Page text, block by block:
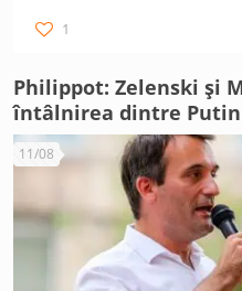
1
Philippot: Zelenski și
întâlnirea dintre Putin
11/08